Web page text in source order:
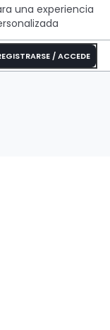
una experiencia
/ ACCEDE